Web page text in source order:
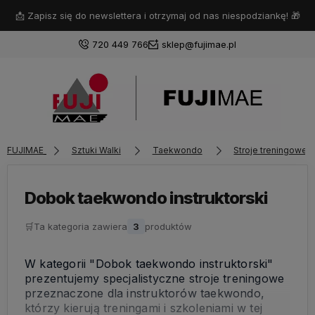
📩 Zapisz się do newslettera i otrzymaj od nas niespodziankę! 🎁
720 449 766 sklep@fujimae.pl
Załóż konto
z poprzedniej sesji.
FUJIMAE Sztuki Walki Taekwondo Stroje treningowe
Dobok taekwondo instruktorski
🛒Ta kategoria zawiera 3 produktów
W kategorii "Dobok taekwondo instruktorski"
prezentujemy specjalistyczne stroje treningowe
przeznaczone dla instruktorów taekwondo,
którzy kierują treningami i szkoleniami w tej